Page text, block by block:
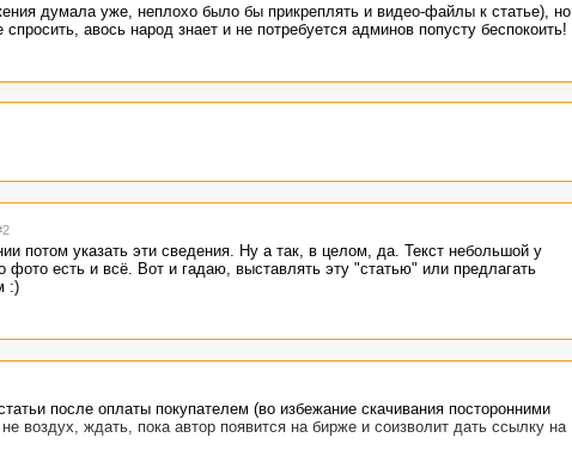
думала уже, неплохо было бы прикреплять и видео-файлы к статье), но
авось народ знает и не потребуется админов попусту беспокоить!
потом указать эти сведения. Ну а так, в целом, да. Текст небольшой у
есть и всё. Вот и гадаю, выставлять эту "статью" или предлагать
:)
после оплаты покупателем (во избежание скачивания посторонними
воздух, ждать, пока автор появится на бирже и соизволит дать ссылку на